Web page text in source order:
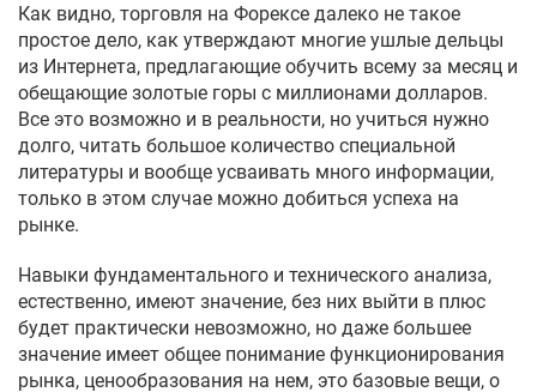
Как видно, торговля на Форексе далеко не такое
простое дело, как утверждают многие ушлые дельцы
из Интернета, предлагающие обучить всему за месяц и
обещающие золотые горы с миллионами долларов.
Все это возможно и в реальности, но учиться нужно
долго, читать большое количество специальной
литературы и вообще усваивать много информации,
только в этом случае можно добиться успеха на
рынке.
Навыки фундаментального и технического анализа,
естественно, имеют значение, без них выйти в плюс
будет практически невозможно, но даже большее
значение имеет общее понимание функционирования
рынка, ценообразования на нем, это базовые вещи, о